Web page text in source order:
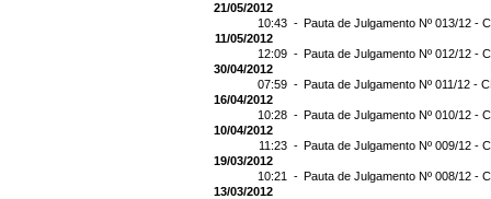
21/05/2012
10:43 - Pauta de Julgamento Nº 013/12 -
11/05/2012
12:09 - Pauta de Julgamento Nº 012/12 -
30/04/2012
07:59 - Pauta de Julgamento Nº 011/12 -
16/04/2012
10:28 - Pauta de Julgamento Nº 010/12 -
10/04/2012
11:23 - Pauta de Julgamento Nº 009/12 -
19/03/2012
10:21 - Pauta de Julgamento Nº 008/12 -
13/03/2012